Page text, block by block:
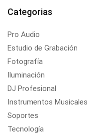
Categorias
Pro Audio
Estudio de Grabación
Fotografía
Iluminación
DJ Profesional
Instrumentos Musicales
Soportes
Tecnología